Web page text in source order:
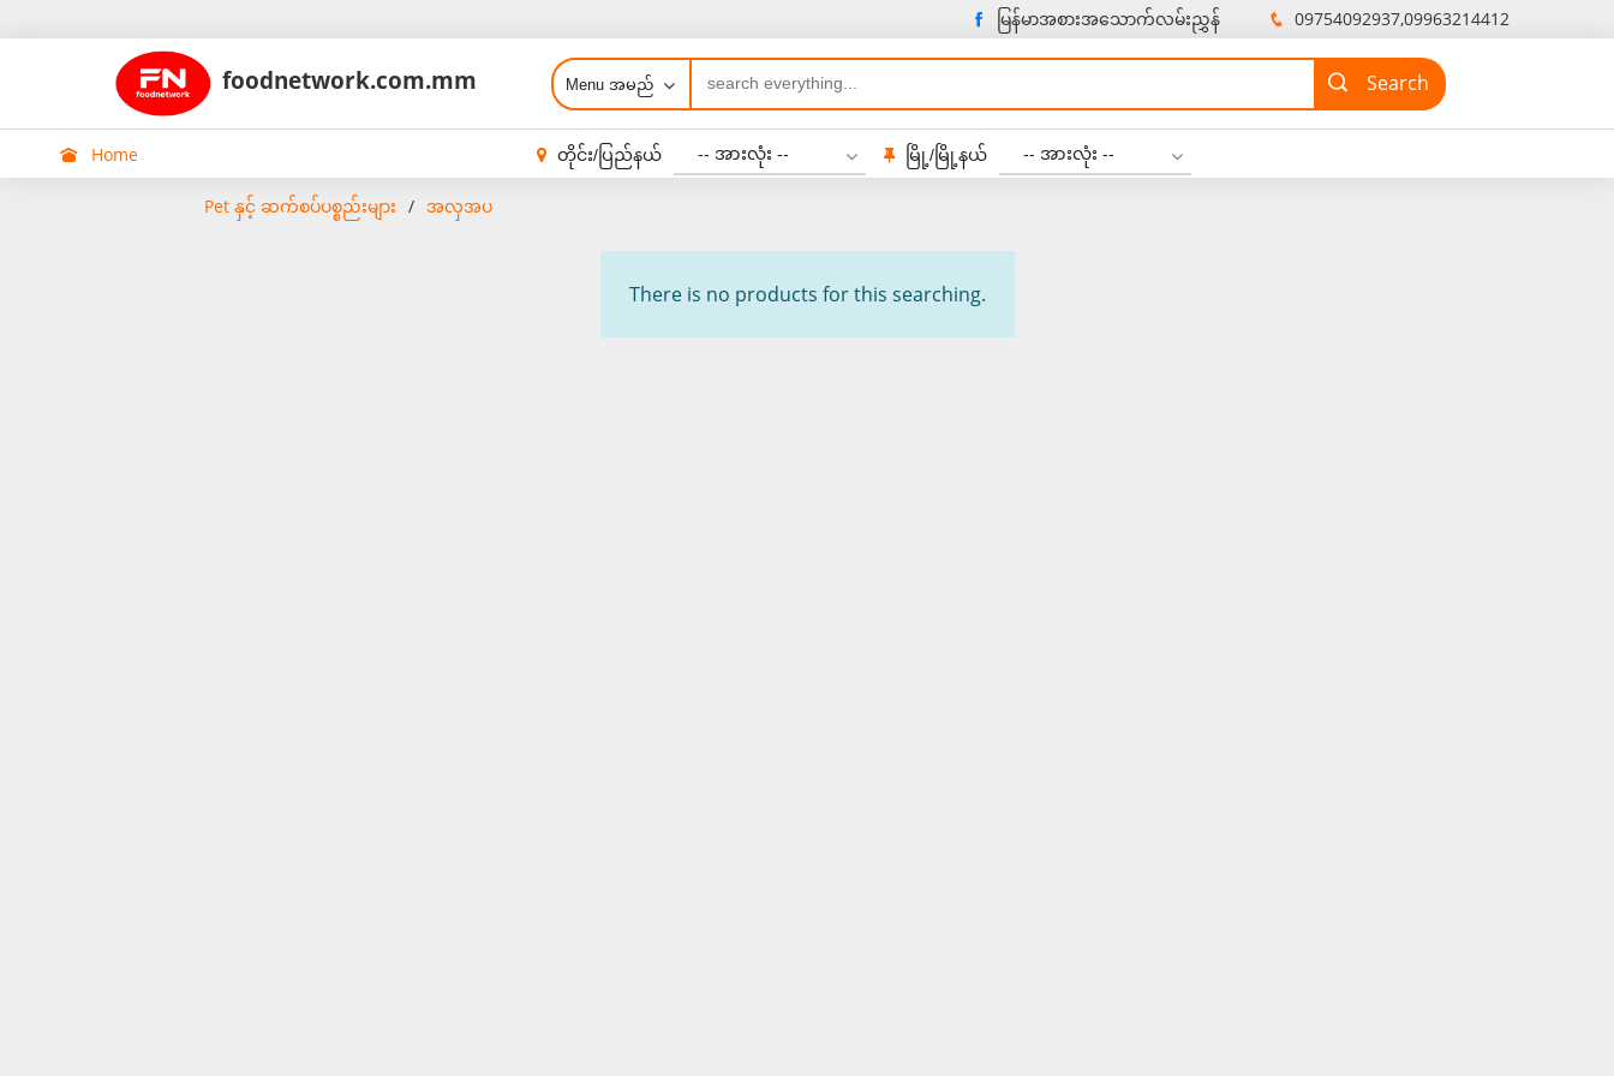
မြန်မာအစားအသောက်လမ်းညွှန် 09754092937,09963214412
foodnetwork.com.mm Menu အမည်
Home တိုင်း/ပြည်နယ် -- အားလုံး -- မြို့/မြို့နယ် -- အားလုံး --
Pet နှင့် ဆက်စပ်ပစ္စည်းများ အလှအပ
There is no products for this searching.